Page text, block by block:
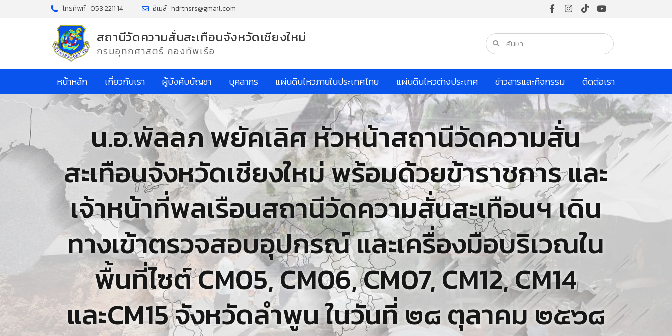
โทรศัพท์ : 053 2211 14 อีเมล์ : hdrtnsrs@gmail.com
สถานีวัดความสั่นสะเทือนจังหวัดเชียงใหม่
กรมอุทกศาสตร์ กองทัพเรือ
หน้าหลัก เกี่ยวกับเรา ผู้บังคับบัญชา บุคลากร แผ่นดินไหวภายในประเทศไทย แผ่นดินไหวต่างประเทศ ข่าวสารและกิจกรรม ติดต่อเรา
น.อ.พัลลภ พยัคเลิศ หัวหน้าสถานีวัดความสั่น
สะเทือนจังหวัดเชียงใหม่ พร้อมด้วยข้าราชการ และ
เจ้าหน้าที่พลเรือนสถานีวัดความสั่นสะเทือนฯ เดิน
ทางเข้าตรวจสอบอุปกรณ์ และเครื่องมือบริเวณใน
พื้นที่ไซต์ CM05, CM06, CM07, CM12, CM14
และCM15 จังหวัดลำพูน ในวันที่ ๒๘ ตุลาคม ๒๕๖๘